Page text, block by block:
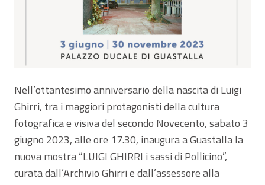
Nell’ottantesimo anniversario della nascita di Luigi
Ghirri, tra i maggiori protagonisti della cultura
fotografica e visiva del secondo Novecento, sabato 3
giugno 2023, alle ore 17.30, inaugura a Guastalla la
nuova mostra “LUIGI GHIRRI i sassi di Pollicino”,
curata dall’Archivio Ghirri e dall’assessore alla